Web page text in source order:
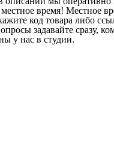
местное время! Местное
код товара либо
задавайте
у нас в студии.